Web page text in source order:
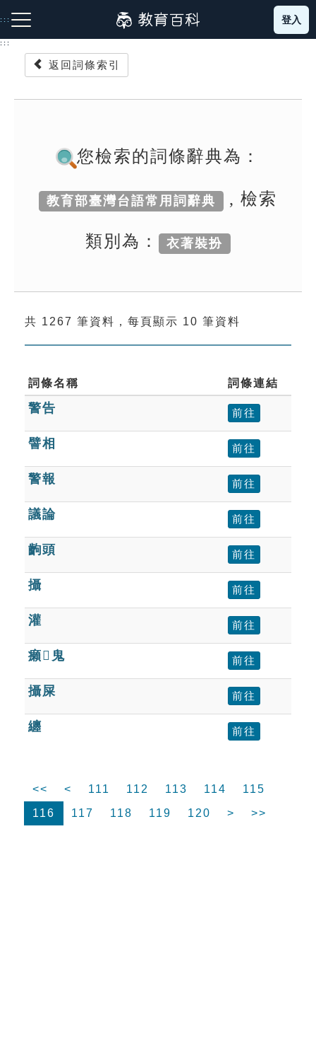
到
主
:::
成語故事
索引選單
單字索引
生命大百科索引
遊戲專區
教學應用
貓頭鷹博士
登入
:::
返回詞條索引
您檢索的詞條辭典為：
教育部臺灣台語常用詞辭典 , 檢索
類別為： 衣著裝扮
共 1267 筆資料，每頁顯示 10 筆資料
詞條名稱 詞條連結
警告 前往
譬相 前往
警報 前往
議論 前往
齣頭 前往
攝 前往
灌 前往
癩鬼 前往
攝屎 前往
纏 前往
<< < 111 112 113 114
115
116
117 118 119 120 > >>